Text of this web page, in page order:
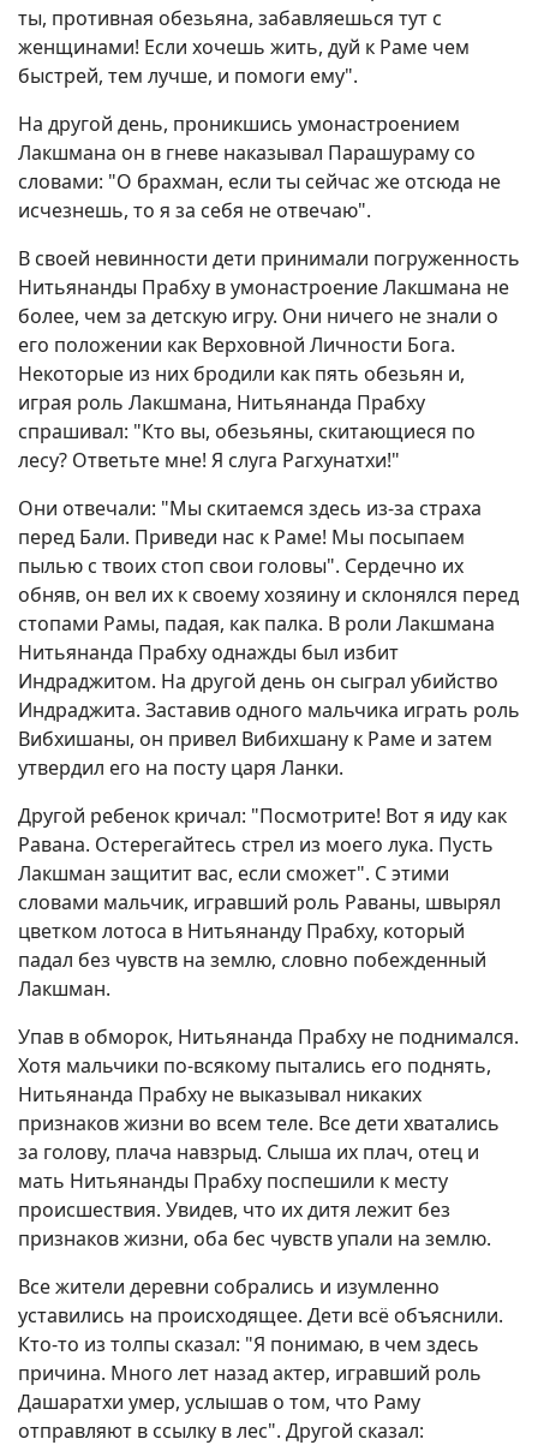
ты, противная обезьяна, забавляешься тут с
женщинами! Если хочешь жить, дуй к Раме чем
быстрей, тем лучше, и помоги ему".
На другой день, проникшись умонастроением
Лакшмана он в гневе наказывал Парашураму со
словами: "О брахман, если ты сейчас же отсюда не
исчезнешь, то я за себя не отвечаю".
В своей невинности дети принимали погруженность
Нитьянанды Прабху в умонастроение Лакшмана не
более, чем за детскую игру. Они ничего не знали о
его положении как Верховной Личности Бога.
Некоторые из них бродили как пять обезьян и,
играя роль Лакшмана, Нитьянанда Прабху
спрашивал: "Кто вы, обезьяны, скитающиеся по
лесу? Ответьте мне! Я слуга Рагхунатхи!"
Они отвечали: "Мы скитаемся здесь из-за страха
перед Бали. Приведи нас к Раме! Мы посыпаем
пылью с твоих стоп свои головы". Сердечно их
обняв, он вел их к своему хозяину и склонялся перед
стопами Рамы, падая, как палка. В роли Лакшмана
Нитьянанда Прабху однажды был избит
Индраджитом. На другой день он сыграл убийство
Индраджита. Заставив одного мальчика играть роль
Вибхишаны, он привел Вибихшану к Раме и затем
утвердил его на посту царя Ланки.
Другой ребенок кричал: "Посмотрите! Вот я иду как
Равана. Остерегайтесь стрел из моего лука. Пусть
Лакшман защитит вас, если сможет". С этими
словами мальчик, игравший роль Раваны, швырял
цветком лотоса в Нитьянанду Прабху, который
падал без чувств на землю, словно побежденный
Лакшман.
Упав в обморок, Нитьянанда Прабху не поднимался.
Хотя мальчики по-всякому пытались его поднять,
Нитьянанда Прабху не выказывал никаких
признаков жизни во всем теле. Все дети хватались
за голову, плача навзрыд. Слыша их плач, отец и
мать Нитьянанды Прабху поспешили к месту
происшествия. Увидев, что их дитя лежит без
признаков жизни, оба бес чувств упали на землю.
Все жители деревни собрались и изумленно
уставились на происходящее. Дети всё объяснили.
Кто-то из толпы сказал: "Я понимаю, в чем здесь
причина. Много лет назад актер, игравший роль
Дашаратхи умер, услышав о том, что Раму
отправляют в ссылку в лес". Другой сказал: